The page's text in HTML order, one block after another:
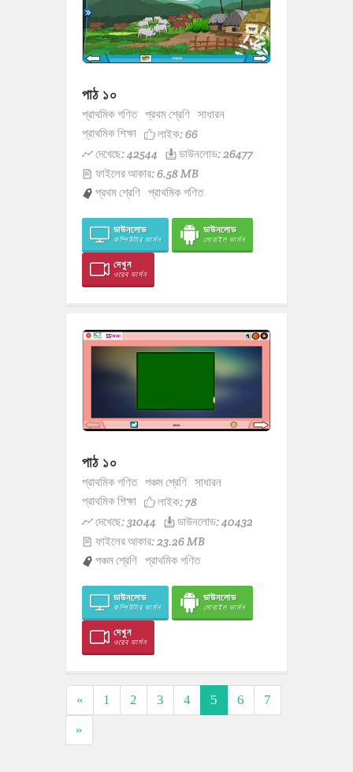
পাঠ ১০
প্রাথমিক গণিত প্রথম শ্রেণি সাধারন
প্রাথমিক শিক্ষা
লাইক:66
দেখেছে: 42544
ডাউনলোড: 26477
ফাইলের আকার: 6.58 MB
প্রথম শ্রেণি প্রাথমিক গণিত
ডাউনলোড
কম্পিউটার ভার্সন
ডাউনলোড
মোবাইল ভার্সন
দেখুন
ওয়েব ভার্সন
পাঠ ১০
প্রাথমিক গণিত পঞ্চম শ্রেণি সাধারন
প্রাথমিক শিক্ষা
লাইক:78
দেখেছে: 31044
ডাউনলোড: 40432
ফাইলের আকার: 23.26 MB
পঞ্চম শ্রেণি প্রাথমিক গণিত
ডাউনলোড
কম্পিউটার ভার্সন
ডাউনলোড
মোবাইল ভার্সন
দেখুন
ওয়েব ভার্সন
« 1 2 3 4 5 6
7
»